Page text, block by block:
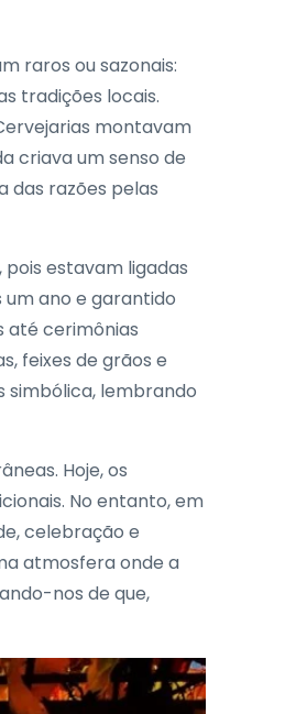
raros ou sazonais:
tradições locais.
montavam
criava um senso de
das razões pelas
estavam ligadas
ano e garantido
até cerimônias
feixes de grãos e
simbólica, lembrando
Hoje, os
No entanto, em
celebração e
atmosfera onde a
nos de que,